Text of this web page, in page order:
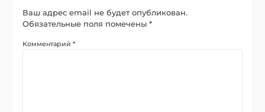
Ваш адрес email не будет опубликован.
Обязательные поля помечены*
Комментарий*